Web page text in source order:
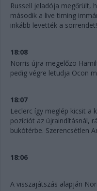
Russell jeladója megőrült,
második a live timing
inkább levették a sorrendet!
18:08
Norris újra megelőzo
pedig végre letudja Ocon
18:07
Leclerc így meglép kicsit a
pozíciót az újraindításnál,
bukótérbe. Szerencsétlen
18:06
A visszajátszás alapján